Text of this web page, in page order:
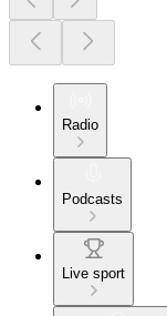
Radio
Podcasts
Live sport